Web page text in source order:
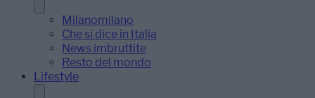
Milanomilano
Che si dice in Italia
News imbruttite
Resto del mondo
Lifestyle